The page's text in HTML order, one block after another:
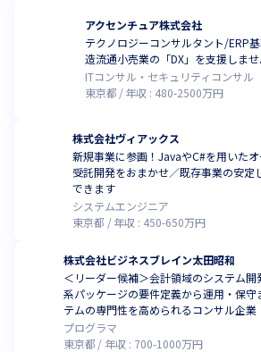
アクセンチュア株式会社
テクノロジーコンサルタント/ERP
造流通小売業の「DX」を支援しませ
ITコンサル・セキュリティコンサル
東京都
年収 : 480-2500万円
株式会社ヴィアックス
新規事業に参画！JavaやC#を用いた
受託開発をおまかせ／既存事業の安定
できます
システムエンジニア
東京都
年収 : 450-650万円
株式会社ビジネスブレイン太田昭和
＜リーダー候補＞会計領域のシステム
系パッケージの要件定義から運用・保守
テムの専門性を高められるコンサル企業
プログラマ
東京都
年収 : 700-1000万円